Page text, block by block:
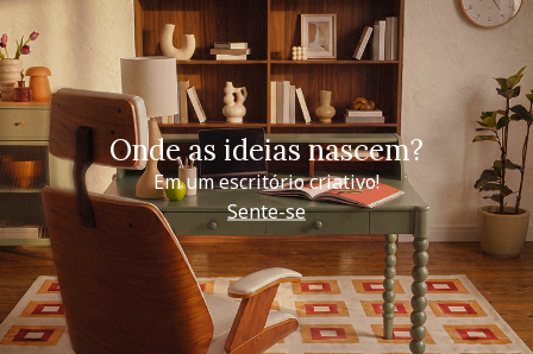
Onde as ideias nascem?
Em um escritório criativo!
Sente-se